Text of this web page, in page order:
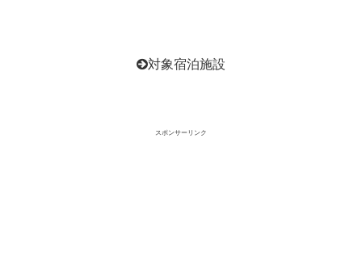
対象宿泊施設
スポンサーリンク